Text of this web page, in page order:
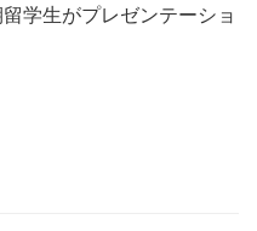
学生がプレゼンテーショ